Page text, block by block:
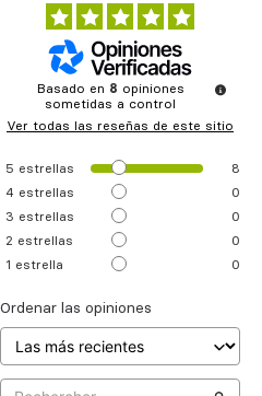
Basado en 8 opiniones
sometidas a control
Ver todas las reseñas de este sitio
5 estrellas
8
4 estrellas
0
3 estrellas
0
2 estrellas
0
1 estrella 0
Ordenar las opiniones